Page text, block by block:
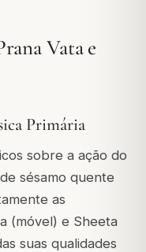
Vata e
Primária
sobre a ação do
sésamo quente
as
(móvel) e Sheeta
suas qualidades